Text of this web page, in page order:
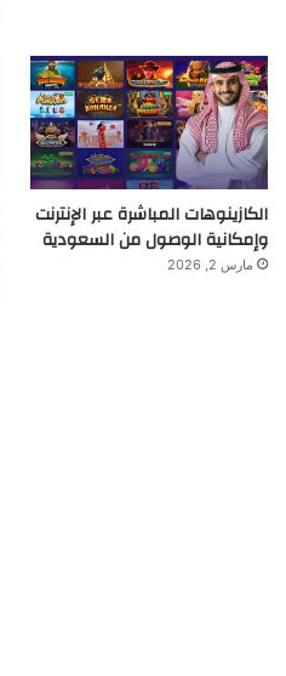
الكازينوهات المباشرة عبر الإنترنت
وإمكانية الوصول من السعودية
مارس 2, 2026